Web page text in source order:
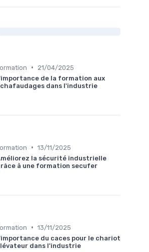
•
21/04/2025
de la formation aux
dans l'industrie
• 13/11/2025
la sécurité industrielle
à une formation secufer
• 13/11/2025
du caces pour le chariot
dans l'industrie